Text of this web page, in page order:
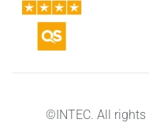
©INTEC. All